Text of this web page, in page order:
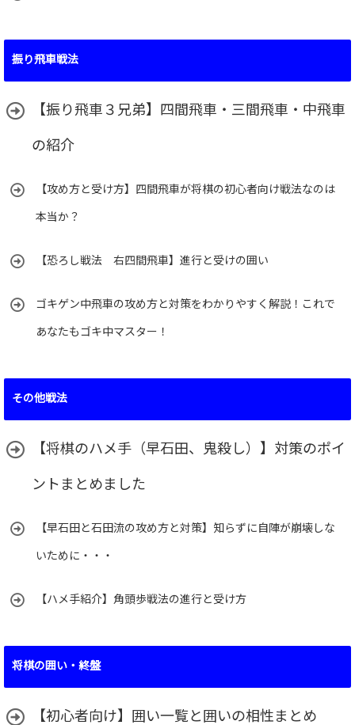
振り飛車戦法
【振り飛車３兄弟】四間飛車・三間飛車・中飛車
の紹介
【攻め方と受け方】四間飛車が将棋の初心者向け戦法なのは
本当か？
【恐ろし戦法 右四間飛車】進行と受けの囲い
ゴキゲン中飛車の攻め方と対策をわかりやすく解説！これで
あなたもゴキ中マスター！
その他戦法
【将棋のハメ手（早石田、鬼殺し）】対策のポイ
ントまとめました
【早石田と石田流の攻め方と対策】知らずに自陣が崩壊しな
いために・・・
【ハメ手紹介】角頭歩戦法の進行と受け方
将棋の囲い・終盤
【初心者向け】囲い一覧と囲いの相性まとめ